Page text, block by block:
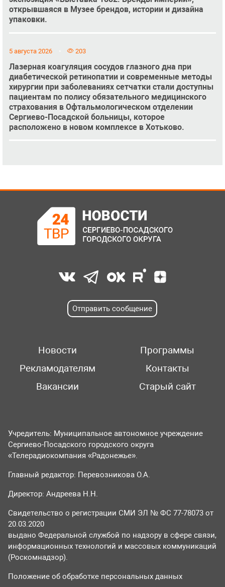
открывшаяся в Музее брендов, истории и дизайна
упаковки.
5 августа 2026 203
Лазерная коагуляция сосудов глазного дна при
диабетической ретинопатии и современные методы
хирургии при заболеваниях сетчатки стали доступны
пациентам по полису обязательного медицинского
страхования в Офтальмологическом отделении
Сергиево-Посадской больницы, которое
расположено в новом комплексе в Хотьково.
Отправить сообщение
Новости
Программы
Рекламодателям
Контакты
Вакансии
Старый сайт
Учредитель: Муниципальное автономное учреждение
Сергиево-Посадского городского округа
«Телерадиокомпания «Радонежье».
Главный редактор: Перевозникова О.А.
Директор: Андреева Н.Н.
Свидетельство о регистрации СМИ ЭЛ № ФС 77-78073 от
20.03.2020
выдано Федеральной службой по надзору в сфере связи,
информационных технологий и массовых коммуникаций
(Роскомнадзор).
Положение об обработке персональных данных